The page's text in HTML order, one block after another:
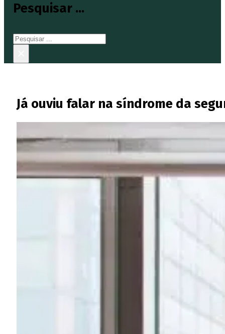
Pesquisar ...
Pesquisar
Já ouviu falar na síndrome da